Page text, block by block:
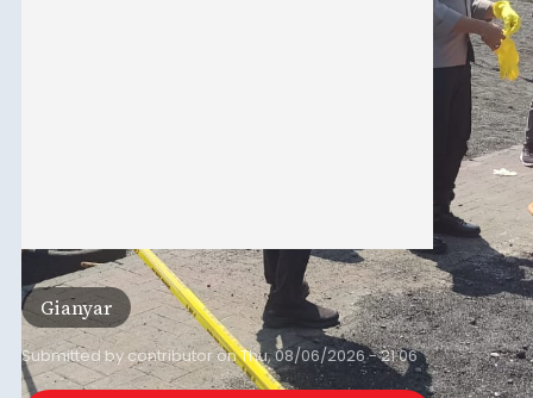
Gianyar
Submitted by contributoronThu, 08/06/2026 - 21:06